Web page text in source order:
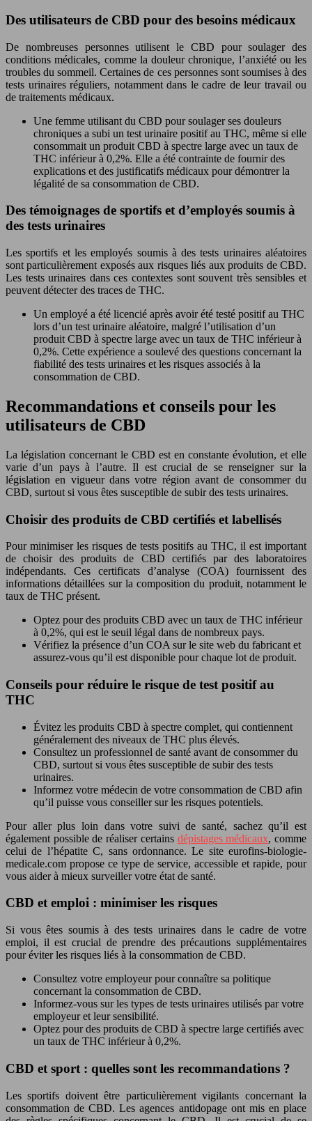
Des utilisateurs de CBD pour des besoins médicaux
De nombreuses personnes utilisent le CBD pour soulager des
conditions médicales, comme la douleur chronique, l’anxiété ou les
troubles du sommeil. Certaines de ces personnes sont soumises à des
tests urinaires réguliers, notamment dans le cadre de leur travail ou
de traitements médicaux.
Une femme utilisant du CBD pour soulager ses douleurs
chroniques a subi un test urinaire positif au THC, même si elle
consommait un produit CBD à spectre large avec un taux de
THC inférieur à 0,2%. Elle a été contrainte de fournir des
explications et des justificatifs médicaux pour démontrer la
légalité de sa consommation de CBD.
Des témoignages de sportifs et d’employés soumis à
des tests urinaires
Les sportifs et les employés soumis à des tests urinaires aléatoires
sont particulièrement exposés aux risques liés aux produits de CBD.
Les tests urinaires dans ces contextes sont souvent très sensibles et
peuvent détecter des traces de THC.
Un employé a été licencié après avoir été testé positif au THC
lors d’un test urinaire aléatoire, malgré l’utilisation d’un
produit CBD à spectre large avec un taux de THC inférieur à
0,2%. Cette expérience a soulevé des questions concernant la
fiabilité des tests urinaires et les risques associés à la
consommation de CBD.
Recommandations et conseils pour les
utilisateurs de CBD
La législation concernant le CBD est en constante évolution, et elle
varie d’un pays à l’autre. Il est crucial de se renseigner sur la
législation en vigueur dans votre région avant de consommer du
CBD, surtout si vous êtes susceptible de subir des tests urinaires.
Choisir des produits de CBD certifiés et labellisés
Pour minimiser les risques de tests positifs au THC, il est important
de choisir des produits de CBD certifiés par des laboratoires
indépendants. Ces certificats d’analyse (COA) fournissent des
informations détaillées sur la composition du produit, notamment le
taux de THC présent.
Optez pour des produits CBD avec un taux de THC inférieur
à 0,2%, qui est le seuil légal dans de nombreux pays.
Vérifiez la présence d’un COA sur le site web du fabricant et
assurez-vous qu’il est disponible pour chaque lot de produit.
Conseils pour réduire le risque de test positif au
THC
Évitez les produits CBD à spectre complet, qui contiennent
généralement des niveaux de THC plus élevés.
Consultez un professionnel de santé avant de consommer du
CBD, surtout si vous êtes susceptible de subir des tests
urinaires.
Informez votre médecin de votre consommation de CBD afin
qu’il puisse vous conseiller sur les risques potentiels.
Pour aller plus loin dans votre suivi de santé, sachez qu’il est
également possible de réaliser certains dépistages médicaux, comme
celui de l’hépatite C, sans ordonnance. Le site eurofins-biologie-
medicale.com propose ce type de service, accessible et rapide, pour
vous aider à mieux surveiller votre état de santé.
CBD et emploi : minimiser les risques
Si vous êtes soumis à des tests urinaires dans le cadre de votre
emploi, il est crucial de prendre des précautions supplémentaires
pour éviter les risques liés à la consommation de CBD.
Consultez votre employeur pour connaître sa politique
concernant la consommation de CBD.
Informez-vous sur les types de tests urinaires utilisés par votre
employeur et leur sensibilité.
Optez pour des produits de CBD à spectre large certifiés avec
un taux de THC inférieur à 0,2%.
CBD et sport : quelles sont les recommandations ?
Les sportifs doivent être particulièrement vigilants concernant la
consommation de CBD. Les agences antidopage ont mis en place